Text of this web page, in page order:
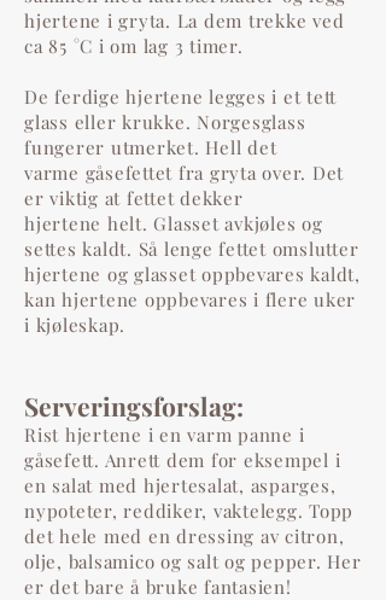
hjertene i gryta. La dem trekke ved
ca 85 °C i om lag 3 timer.
De ferdige hjertene legges i et tett
glass eller krukke. Norgesglass
fungerer utmerket. Hell det
varme gåsefettet fra gryta over. Det
er viktig at fettet dekker
hjertene helt. Glasset avkjøles og
settes kaldt. Så lenge fettet omslutter
hjertene og glasset oppbevares kaldt,
kan hjertene oppbevares i flere uker
i kjøleskap.
Serveringsforslag:
Rist hjertene i en varm panne i
gåsefett. Anrett dem for eksempel i
en salat med hjertesalat, asparges,
nypoteter, reddiker, vaktelegg. Topp
det hele med en dressing av citron,
olje, balsamico og salt og pepper. Her
er det bare å bruke fantasien!